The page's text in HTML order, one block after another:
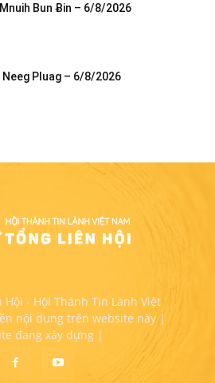
Bun Ƀin – 6/8/2026
Neeg Pluag – 6/8/2026
Hội - Hội Thánh Tin Lành Việt
nội dung trên website này |
đang xây dựng |